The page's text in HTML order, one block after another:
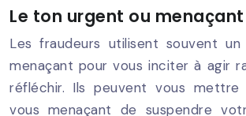
Le ton urgent ou menaçant
Les fraudeurs utilisent souvent
menaçant pour vous inciter à agir
réfléchir. Ils peuvent vous mettre
vous menaçant de suspendre